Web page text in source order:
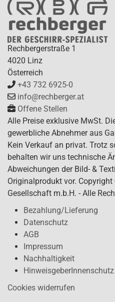
Rechbergerstraße 1
4020 Linz
Österreich
+43 732 6925-0
info@rechberger.at
Offene Stellen
Alle Preise exklusive MwSt.
gewerbliche Abnehmer aus
Kein Verkauf an privat. Trotz
behalten wir uns technische
Abweichungen der Bild- &
Originalprodukt vor.
Gesellschaft m.b.H. - Alle
Bezahlung/Lieferung
Datenschutz
AGB
Impressum
Nachhaltigkeit
HinweisgeberInnenschutz
Cookies widerrufen